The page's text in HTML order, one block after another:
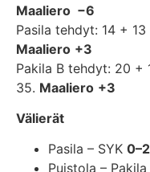
Maaliero −6
Pasila tehdyt: 14 +
Maaliero +3
Pakila B tehdyt: 20 +
35. Maaliero +3
Välierät
Pasila – SYK
Puistola – Pakila